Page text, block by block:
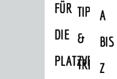
FÜR
DIE
PLATZVERGABE
TIPPS
&
TREFFS
A
BIS
Z
AKTUELLES